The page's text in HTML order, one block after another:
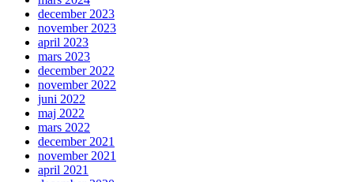
december 2023
november 2023
april 2023
mars 2023
december 2022
november 2022
juni 2022
maj 2022
mars 2022
december 2021
november 2021
april 2021